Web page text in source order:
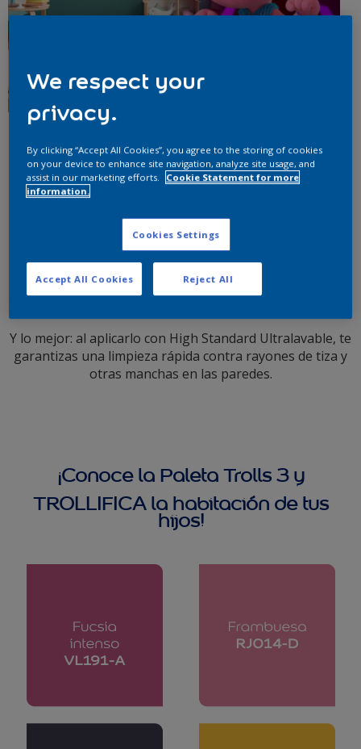
Dale a tu hijo un dormitorio
divertido y Ultralavable
Inspirada encolores juguetones y vibrantes
Trolls 3 trollificará la habitación de tus pequeños y
Y lo mejor: al aplicarlo con High Standard Ultralavable, te
garantizas una limpieza rápida contra rayones de tiza y
otras manchas en las paredes.
¡Conoce la Paleta Trolls 3 y
TROLLIFICA la habitación de tus
hijos!
We respect your
privacy.
By clicking “Accept All Cookies”, you agree to the storing of cookies
on your device to enhance site navigation, analyze site usage, and
assist in our marketing efforts.
Cookie Statement for more
information.
Cookies Settings
Reject All
Accept All Cookies